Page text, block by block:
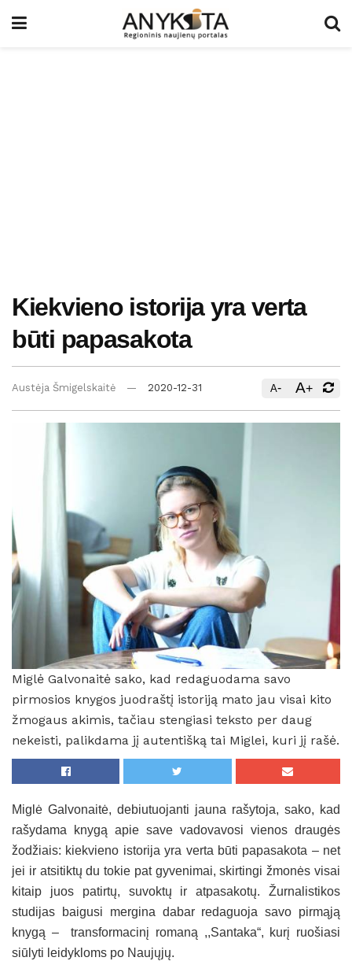
Kiekvieno istorija yra verta
būti papasakota
Austėja Šmigelskaitė 2020-12-31 A- A+
Miglė Galvonaitė sako, kad redaguodama savo
pirmosios knygos juodraštį istoriją mato jau visai kito
žmogaus akimis, tačiau stengiasi teksto per daug
nekeisti, palikdama jį autentišką tai Miglei, kuri jį rašė.
Miglė Galvonaitė, debiutuojanti jauna rašytoja, sako, kad
rašydama knygą apie save vadovavosi vienos draugės
žodžiais: kiekvieno istorija yra verta būti papasakota – net
jei ir atsitiktų du tokie pat gyvenimai, skirtingi žmonės visai
kitaip juos patirtų, suvoktų ir atpasakotų. Žurnalistikos
studijas baigusi mergina dabar redaguoja savo pirmąją
knygą – transformacinį romaną ,,Santaka“, kurį ruošiasi
siūlyti leidykloms po Naujųjų.